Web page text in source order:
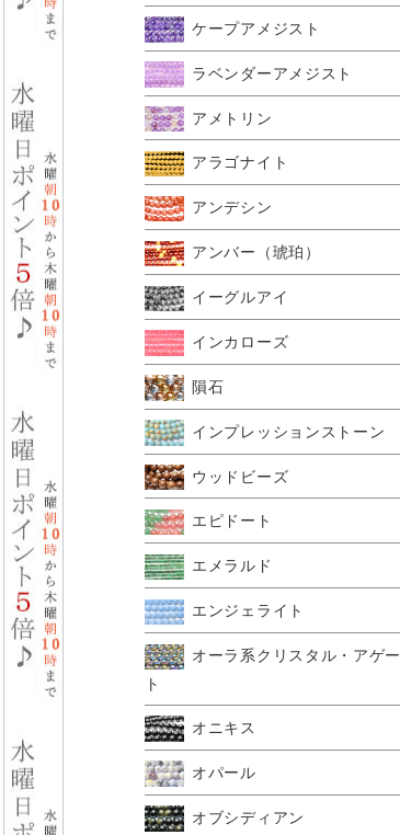
ケープアメジスト
ラベンダーアメジスト
アメトリン
アラゴナイト
アンデシン
アンバー（琥珀）
イーグルアイ
インカローズ
隕石
インプレッションストーン
ウッドビーズ
エピドート
エメラルド
エンジェライト
オーラ系クリスタル・アゲー
ト
オニキス
オパール
オブシディアン